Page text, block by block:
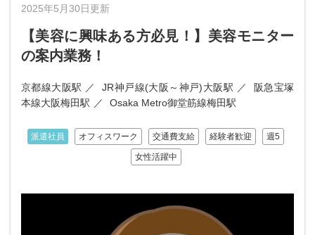
2025年5月30日更新
【美容に興味ある方必見！】美容モニター
の案内業務！
京都線大阪駅 JR神戸線(大阪～神戸)大阪駅
阪急宝塚
本線大阪梅田駅
Osaka Metro御堂筋線梅田駅
派遣社員 オフィスワーク 交通費支給 経験者歓迎 週5
女性活躍中